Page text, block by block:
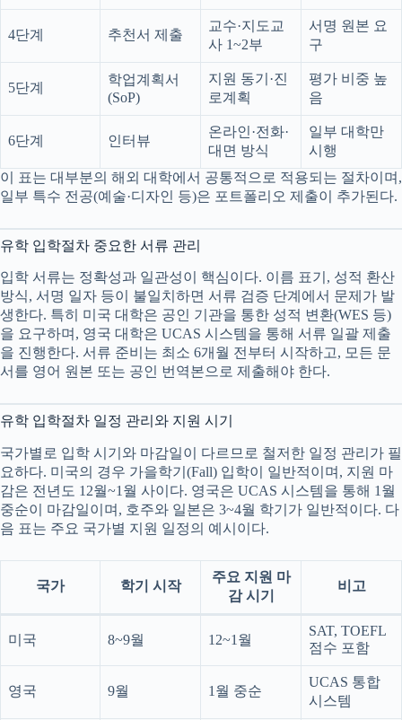
4단계 추천서 제출
교수·지도교
사 1~2부
서명 원본 요
구
5단계
학업계획서
(SoP)
지원 동기·진
로계획
평가 비중 높
음
6단계 인터뷰
온라인·전화·
대면 방식
일부 대학만
시행
이 표는 대부분의 해외 대학에서 공통적으로 적용되는 절차이며,
일부 특수 전공(예술·디자인 등)은 포트폴리오 제출이 추가된다.
유학 입학절차 중요한 서류 관리
입학 서류는 정확성과 일관성이 핵심이다. 이름 표기, 성적 환산
방식, 서명 일자 등이 불일치하면 서류 검증 단계에서 문제가 발
생한다. 특히 미국 대학은 공인 기관을 통한 성적 변환(WES 등)
을 요구하며, 영국 대학은 UCAS 시스템을 통해 서류 일괄 제출
을 진행한다. 서류 준비는 최소 6개월 전부터 시작하고, 모든 문
서를 영어 원본 또는 공인 번역본으로 제출해야 한다.
유학 입학절차 일정 관리와 지원 시기
국가별로 입학 시기와 마감일이 다르므로 철저한 일정 관리가 필
요하다. 미국의 경우 가을학기(Fall) 입학이 일반적이며, 지원 마
감은 전년도 12월~1월 사이다. 영국은 UCAS 시스템을 통해 1월
중순이 마감일이며, 호주와 일본은 3~4월 학기가 일반적이다. 다
음 표는 주요 국가별 지원 일정의 예시이다.
국가 학기 시작
주요 지원 마
감 시기
비고
미국 8~9월 12~1월
SAT, TOEFL
점수 포함
영국 9월 1월 중순
UCAS 통합
시스템